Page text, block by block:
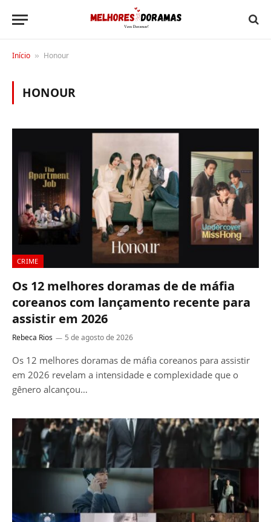
Início » Honour
HONOUR
CRIME
Os 12 melhores doramas de de máfia
coreanos com lançamento recente para
assistir em 2026
Rebeca Rios 5 de agosto de 2026
Os 12 melhores doramas de máfia coreanos para assistir
em 2026 revelam a intensidade e complexidade que o
gênero alcançou…